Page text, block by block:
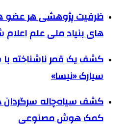
ظرفیت پژوهشی هر عضو
های بنیاد ملی علم
کشف یک قمر ناشناخته با
سیارک «نیسا»
کشف سیاه‌چاله سرگردان
کمک هوش مصنوعی